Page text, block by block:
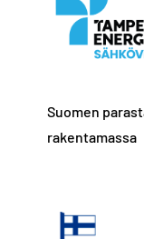
Suomen
rakentamassa